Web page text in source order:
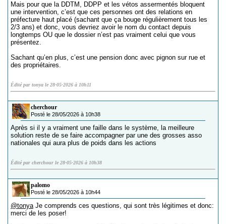
Mais pour que la DDTM, DDPP et les vétos assermentés bloquent
une intervention, c’est que ces personnes ont des relations en
préfecture haut placé (sachant que ça bouge régulièrement tous les
2/3 ans) et donc, vous devriez avoir le nom du contact depuis
longtemps OU que le dossier n’est pas vraiment celui que vous
présentez.
Sachant qu’en plus, c’est une pension donc avec pignon sur rue et
des propriétaires.
Édité par tonya le 28-05-2026 à 10h11
cherchour
Posté le 28/05/2026 à 10h38
Après si il y a vraiment une faille dans le système, la meilleure
solution reste de se faire accompagner par une des grosses asso
nationales qui aura plus de poids dans les actions
Édité par cherchour le 28-05-2026 à 10h38
palomo
Posté le 28/05/2026 à 10h44
@tonya Je comprends ces questions, qui sont très légitimes et donc:
merci de les poser!